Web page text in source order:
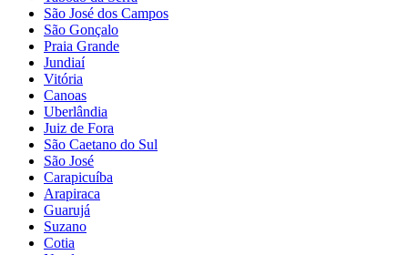
São José dos Campos
São Gonçalo
Praia Grande
Jundiaí
Vitória
Canoas
Uberlândia
Juiz de Fora
São Caetano do Sul
São José
Carapicuíba
Arapiraca
Guarujá
Suzano
Cotia